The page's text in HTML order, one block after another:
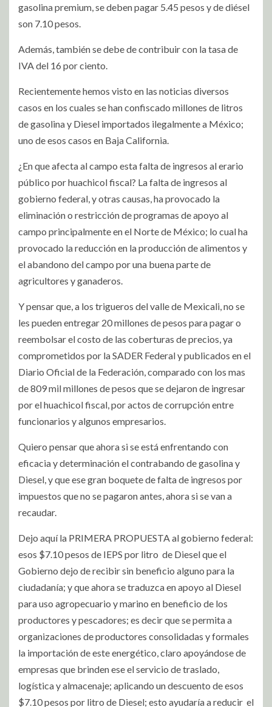
gasolina premium, se deben pagar 5.45 pesos y de diésel
son 7.10 pesos.
Además, también se debe de contribuir con la tasa de
IVA del 16 por ciento.
Recientemente hemos visto en las noticias diversos
casos en los cuales se han confiscado millones de litros
de gasolina y Diesel importados ilegalmente a México;
uno de esos casos en Baja California.
¿En que afecta al campo esta falta de ingresos al erario
público por huachicol fiscal? La falta de ingresos al
gobierno federal, y otras causas, ha provocado la
eliminación o restricción de programas de apoyo al
campo principalmente en el Norte de México; lo cual ha
provocado la reducción en la producción de alimentos y
el abandono del campo por una buena parte de
agricultores y ganaderos.
Y pensar que, a los trigueros del valle de Mexicali, no se
les pueden entregar 20 millones de pesos para pagar o
reembolsar el costo de las coberturas de precios, ya
comprometidos por la SADER Federal y publicados en el
Diario Oficial de la Federación, comparado con los mas
de 809 mil millones de pesos que se dejaron de ingresar
por el huachicol fiscal, por actos de corrupción entre
funcionarios y algunos empresarios.
Quiero pensar que ahora si se está enfrentando con
eficacia y determinación el contrabando de gasolina y
Diesel, y que ese gran boquete de falta de ingresos por
impuestos que no se pagaron antes, ahora si se van a
recaudar.
Dejo aquí la PRIMERA PROPUESTA al gobierno federal:
esos $7.10 pesos de IEPS por litro de Diesel que el
Gobierno dejo de recibir sin beneficio alguno para la
ciudadanía; y que ahora se traduzca en apoyo al Diesel
para uso agropecuario y marino en beneficio de los
productores y pescadores; es decir que se permita a
organizaciones de productores consolidadas y formales
la importación de este energético, claro apoyándose de
empresas que brinden ese el servicio de traslado,
logística y almacenaje; aplicando un descuento de esos
$7.10 pesos por litro de Diesel; esto ayudaría a reducir el